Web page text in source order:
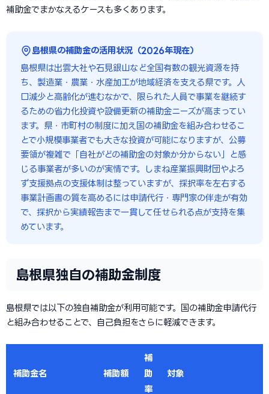
補助金でまかなえるケースも多くあります。
島根県の補助金の活用状況（2026年現在）
島根県は出雲大社や石見銀山など全国有数の観光資源を持
ち、製造業・農業・水産加工が地域経済を支える県です。人
口減少と高齢化が進むなかで、限られた人員で事業を継続す
るための省力化投資や設備更新の補助金ニーズが高まってい
ます。県・市町村の制度に加え国の補助金を組み合わせるこ
とで小規模事業者でも大きな投資が可能になりますが、公募
要領が複雑で「自社がどの補助金の対象か分からない」と感
じる事業者が多いのが実情です。しまね産業振興財団やよろ
ず支援拠点の支援体制は整っていますが、採択率を左右する
事業計画書の質を高めるには申請代行・専門家の伴走が有効
で、採択から実績報告まで一貫して任せられる点が支持を集
めています。
島根県独自の補助金制度
島根県では以下の独自補助金が利用可能です。国の補助金申請代行
と組み合わせることで、自己負担をさらに軽減できます。
補助金名 補助額
補
助
率
対象